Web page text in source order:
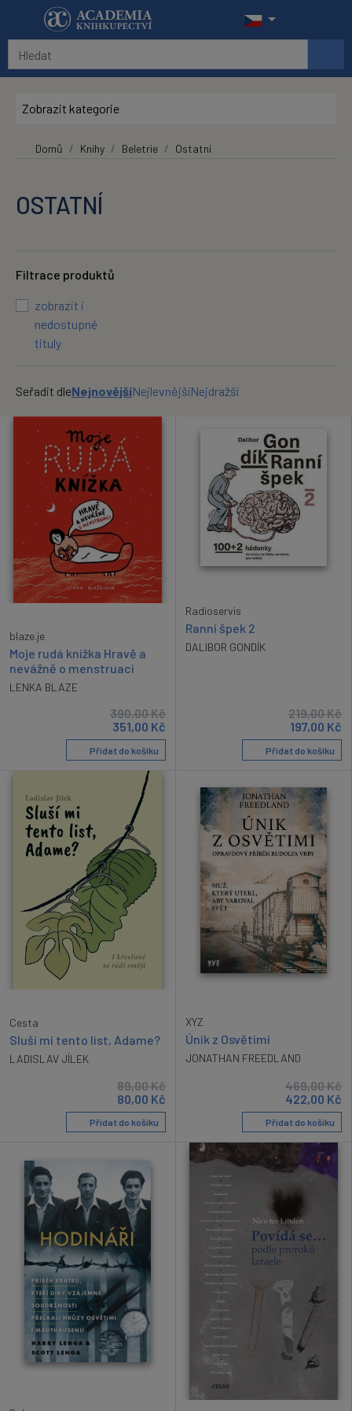
Přeskočit na hlavní obsah
Zobrazit kategorie
Domů Knihy Beletrie Ostatní
OSTATNÍ
Filtrace produktů
zobrazit i
nedostupné
tituly
Seřadit dleNejnovějšíNejlevnějšíNejdražší
blaze.je
Moje rudá knížka Hravě a
nevážně o menstruaci
LENKA BLAZE
390,00Kč
351,00 Kč
Přidat do košíku
Radioservis
Ranní špek 2
DALIBOR GONDÍK
219,00Kč
197,00 Kč
Přidat do košíku
Cesta
Sluší mi tento list, Adame?
LADISLAV JÍLEK
89,00Kč
80,00 Kč
Přidat do košíku
XYZ
Únik z Osvětimi
JONATHAN FREEDLAND
469,00Kč
422,00 Kč
Přidat do košíku